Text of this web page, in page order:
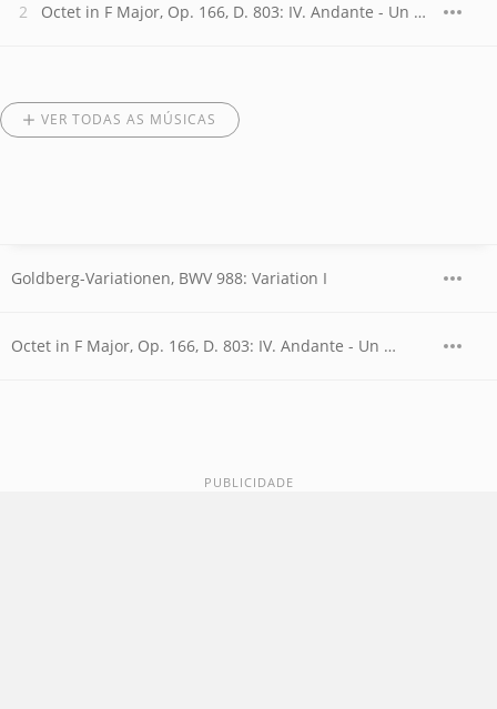
Octet in F Major, Op. 166, D. 803: IV. Andante - Un poco più mosso - Più lento
VER TODAS AS MÚSICAS
Goldberg-Variationen, BWV 988: Variation I
Octet in F Major, Op. 166, D. 803: IV. Andante - Un poco più mosso - Più lento